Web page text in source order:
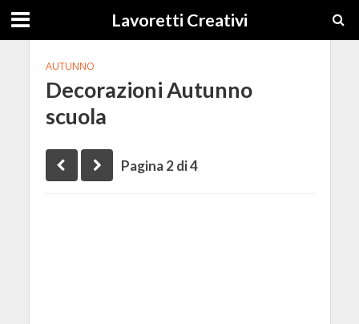
Lavoretti Creativi
AUTUNNO
Decorazioni Autunno
scuola
Pagina 2 di 4